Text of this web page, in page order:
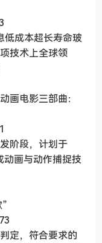
低成本超长寿命玻
技术上全球领
画电影三部曲：
阶段，计划于
动画与动作捕捉技
定，符合要求的